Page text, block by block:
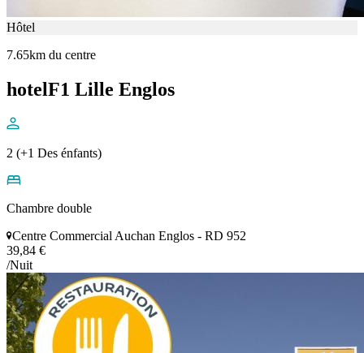
Hôtel
7.65km du centre
hotelF1 Lille Englos
2 (+1 Des énfants)
Chambre double
Centre Commercial Auchan Englos - RD 952
39,84 €
/Nuit